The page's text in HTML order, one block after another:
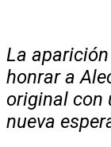
La aparición
honrar a
original con
nueva